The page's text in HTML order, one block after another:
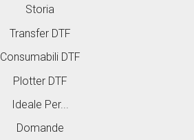
Storia
Transfer DTF
Consumabili DTF
Plotter DTF
Ideale Per...
Domande